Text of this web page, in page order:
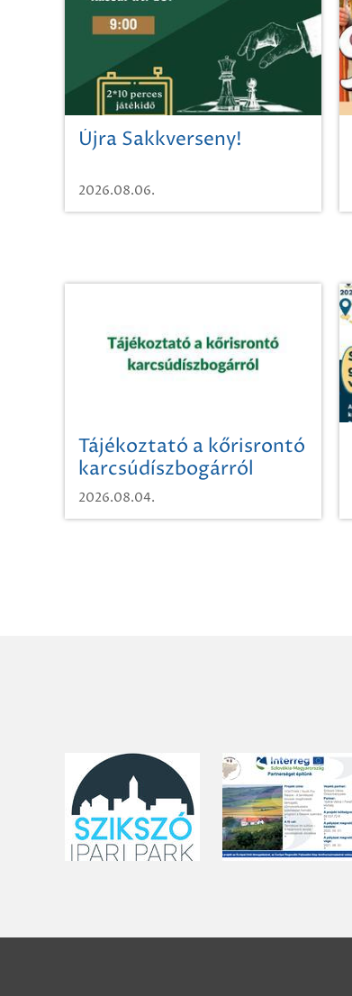
Újra Sakkverseny!
2026.08.06.
Tájékoztató a kőrisrontó
karcsúdíszbogárról
2026.08.04.